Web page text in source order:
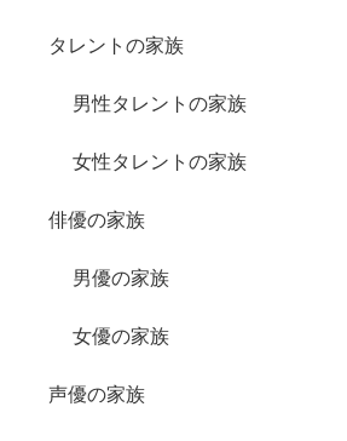
タレントの家族
男性タレントの家族
女性タレントの家族
俳優の家族
男優の家族
女優の家族
声優の家族